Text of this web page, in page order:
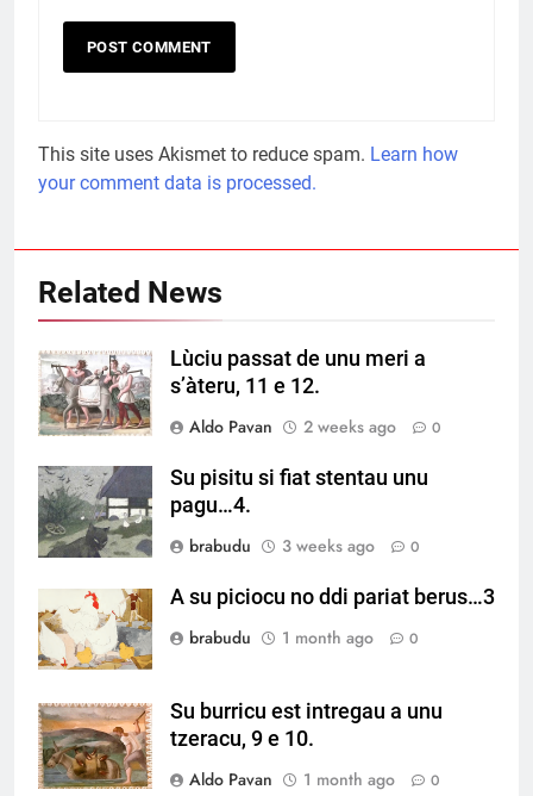
This site uses Akismet to reduce spam. Learn how
your comment data is processed.
Related News
Lùciu passat de unu meri a
s’àteru, 11 e 12.
Aldo Pavan
2 weeks ago 0
Su pisitu si fiat stentau unu
pagu…4.
brabudu
3 weeks ago 0
A su piciocu no ddi pariat berus…3
brabudu
1 month ago 0
Su burricu est intregau a unu
tzeracu, 9 e 10.
Aldo Pavan
1 month ago 0